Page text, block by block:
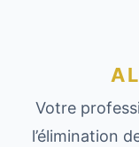
Votre
l’élimination